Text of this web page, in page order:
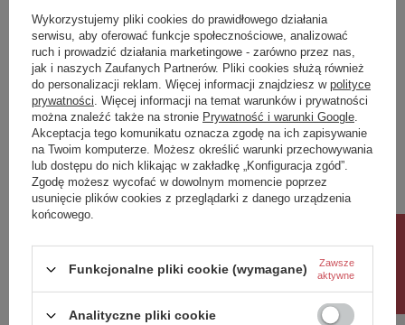
najciekawsze pytania i odpowiedzi publikując
dla innych.
Zadaj pytanie
Napisz swoją opinię
Twoja ocena:
5/5
Wykorzystujemy pliki cookies do prawidłowego działania
serwisu, aby oferować funkcje społecznościowe, analizować
ruch i prowadzić działania marketingowe - zarówno przez nas,
jak i naszych Zaufanych Partnerów. Pliki cookies służą również
do personalizacji reklam. Więcej informacji znajdziesz w polityce
prywatności . Więcej informacji na temat warunków i prywatności
można znaleźć także na stronie Prywatność i warunki Google
Akceptacja tego komunikatu oznacza zgodę na ich zapisywanie
na Twoim komputerze. Możesz określić warunki przechowywania
lub dostępu do nich klikając w zakładkę „Konfiguracja zgód”.
Zgodę możesz wycofać w dowolnym momencie poprzez
usunięcie plików cookies z przeglądarki z danego urządzenia
końcowego.
Funkcjonalne pliki cookie (wymagane)
Zawsze
aktywne
Analityczne pliki cookie